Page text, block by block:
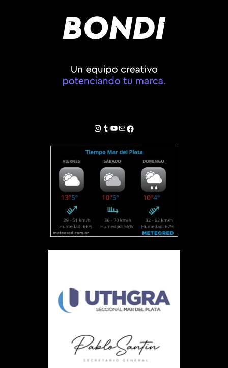
Instagram
Tumblr
YouTube
Correo electrónico
Facebook